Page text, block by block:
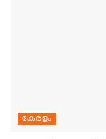
കേരളം